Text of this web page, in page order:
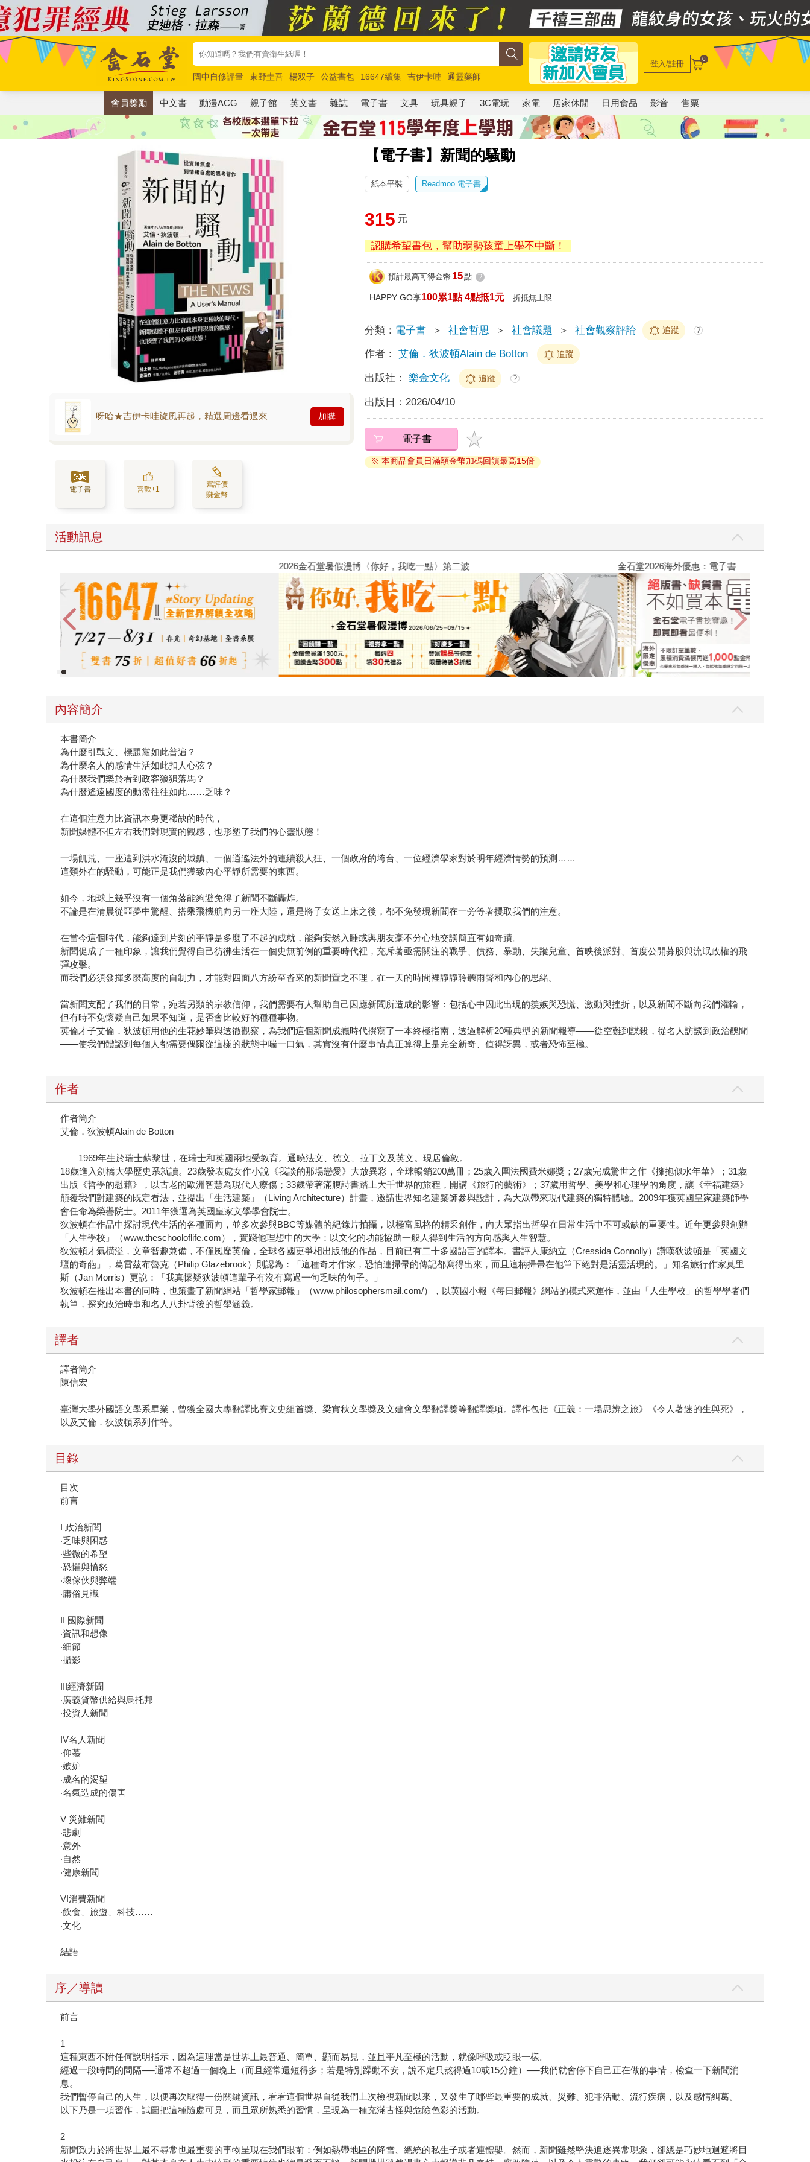
國中自修評量 東野圭吾 楊双子 公益書包 16647續集 吉伊卡哇
通靈藥師
唯紅花綻放
奧德賽 路邊攤新作 馬斯克 玩具總動員5 超慢跑
登入/註冊 0
會員獎勵 中文書 動漫ACG 親子館 英文書 雜誌 電子書 文具 玩具親子 3C電玩 家電 居家休閒 日用食品 影音 售票
【電子書】新聞的騷動
呀哈★吉伊卡哇旋風再起，精選周邊看過來 加購
電子書 喜歡+1
寫評價
賺金幣
紙本平裝 Readmoo 電子書
315 元
認購希望書包，幫助弱勢孩童上學不中斷！
預計最高可得金幣 15點 ?
HAPPY GO享100累1點 4點抵1元 折抵無上限
分類： 電子書 ＞ 社會哲思 ＞ 社會議題 ＞ 社會觀察評論 追蹤 ?
作者： 艾倫．狄波頓Alain de Botton 追蹤
出版社： 樂金文化 追蹤 ?
出版日： 2026/04/10
電子書
※ 本商品會員日滿額金幣加碼回饋最高15倍
活動訊息
金石堂2026海外優惠：電子書
內容簡介
本書簡介
為什麼引戰文、標題黨如此普遍？
為什麼名人的感情生活如此扣人心弦？
為什麼我們樂於看到政客狼狽落馬？
為什麼遙遠國度的動盪往往如此……乏味？
在這個注意力比資訊本身更稀缺的時代，
新聞媒體不但左右我們對現實的觀感，也形塑了我們的心靈狀態！
一場飢荒、一座遭到洪水淹沒的城鎮、一個逍遙法外的連續殺人狂、一個政府的垮台、一位經濟學家對於明年經濟情勢的預測……
這類外在的騷動，可能正是我們獲致內心平靜所需要的東西。
如今，地球上幾乎沒有一個角落能夠避免得了新聞不斷轟炸。
不論是在清晨從噩夢中驚醒、搭乘飛機航向另一座大陸，還是將子女送上床之後，都不免發現新聞在一旁等著攫取我們的注意。
在當今這個時代，能夠達到片刻的平靜是多麼了不起的成就，能夠安然入睡或與朋友毫不分心地交談簡直有如奇蹟。
新聞促成了一種印象，讓我們覺得自己彷彿生活在一個史無前例的重要時代裡，充斥著亟需關注的戰爭、債務、暴動、失蹤兒童、首映後派對、首度公開募股與流氓政權的飛
彈攻擊。
而我們必須發揮多麼高度的自制力，才能對四面八方紛至沓來的新聞置之不理，在一天的時間裡靜靜聆聽雨聲和內心的思緒。
當新聞支配了我們的日常，宛若另類的宗教信仰，我們需要有人幫助自己因應新聞所造成的影響：包括心中因此出現的羨嫉與恐慌、激動與挫折，以及新聞不斷向我們灌輸，
但有時不免懷疑自己如果不知道，是否會比較好的種種事物。
英倫才子艾倫．狄波頓用他的生花妙筆與透徹觀察，為我們這個新聞成癮時代撰寫了一本終極指南，透過解析20種典型的新聞報導——從空難到謀殺，從名人訪談到政治醜聞
——使我們體認到每個人都需要偶爾從這樣的狀態中喘一口氣，其實沒有什麼事情真正算得上是完全新奇、值得訝異，或者恐怖至極。
作者
作者簡介
艾倫．狄波頓Alain de Botton
1969年生於瑞士蘇黎世，在瑞士和英國兩地受教育。通曉法文、德文、拉丁文及英文。現居倫敦。
18歲進入劍橋大學歷史系就讀。23歲發表處女作小說《我談的那場戀愛》大放異彩，全球暢銷200萬冊；25歲入圍法國費米娜獎；27歲完成驚世之作《擁抱似水年華》；31歲
出版《哲學的慰藉》，以古老的歐洲智慧為現代人療傷；33歲帶著滿腹詩書踏上大千世界的旅程，開講《旅行的藝術》；37歲用哲學、美學和心理學的角度，讓《幸福建築》
顛覆我們對建築的既定看法，並提出「生活建築」（Living Architecture）計畫，邀請世界知名建築師參與設計，為大眾帶來現代建築的獨特體驗。2009年獲英國皇家建築師學
會任命為榮譽院士。2011年獲選為英國皇家文學學會院士。
狄波頓在作品中探討現代生活的各種面向，並多次參與BBC等媒體的紀錄片拍攝，以極富風格的精采創作，向大眾指出哲學在日常生活中不可或缺的重要性。近年更參與創辦
「人生學校」（www.theschooloflife.com），實踐他理想中的大學：以文化的功能協助一般人得到生活的方向感與人生智慧。
狄波頓才氣橫溢，文章智趣兼備，不僅風靡英倫，全球各國更爭相出版他的作品，目前已有二十多國語言的譯本。書評人康納立（Cressida Connolly）讚嘆狄波頓是「英國文
壇的奇葩」，葛雷茲布魯克（Philip Glazebrook）則認為：「這種奇才作家，恐怕連掃帚的傳記都寫得出來，而且這柄掃帚在他筆下絕對是活靈活現的。」知名旅行作家莫里
斯（Jan Morris）更說：「我真懷疑狄波頓這輩子有沒有寫過一句乏味的句子。」
狄波頓在推出本書的同時，也策畫了新聞網站「哲學家郵報」（www.philosophersmail.com/‎），以英國小報《每日郵報》網站的模式來運作，並由「人生學校」的哲學學者們
執筆，探究政治時事和名人八卦背後的哲學涵義。
譯者
譯者簡介
陳信宏
臺灣大學外國語文學系畢業，曾獲全國大專翻譯比賽文史組首獎、梁實秋文學獎及文建會文學翻譯獎等翻譯獎項。譯作包括《正義：一場思辨之旅》《令人著迷的生與死》，
以及艾倫．狄波頓系列作等。
目錄
目次
前言
I 政治新聞
‧乏味與困惑
‧些微的希望
‧恐懼與憤怒
‧壞傢伙與弊端
‧庸俗見識
II 國際新聞
‧資訊和想像
‧細節
‧攝影
III經濟新聞
‧廣義貨幣供給與烏托邦
‧投資人新聞
IV名人新聞
‧仰慕
‧嫉妒
‧成名的渴望
‧名氣造成的傷害
V 災難新聞
‧悲劇
‧意外
‧自然
‧健康新聞
VI消費新聞
‧飲食、旅遊、科技……
‧文化
結語
序／導讀
前言
1
這種東西不附任何說明指示，因為這理當是世界上最普通、簡單、顯而易見，並且平凡至極的活動，就像呼吸或眨眼一樣。
經過一段時間的間隔──通常不超過一個晚上（而且經常還短得多；若是特別躁動不安，說不定只熬得過10或15分鐘）──我們就會停下自己正在做的事情，檢查一下新聞消
息。
我們暫停自己的人生，以便再次取得一份關鍵資訊，看看這個世界自從我們上次檢視新聞以來，又發生了哪些最重要的成就、災難、犯罪活動、流行疾病，以及感情糾葛。
以下乃是一項習作，試圖把這種隨處可見，而且眾所熟悉的習慣，呈現為一種充滿古怪與危險色彩的活動。
2
新聞致力於將世界上最不尋常也最重要的事物呈現在我們眼前：例如熱帶地區的降雪、總統的私生子或者連體嬰。然而，新聞雖然堅決追逐異常現象，卻總是巧妙地迴避將目